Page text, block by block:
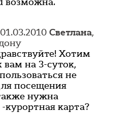
Светлана,
Хотим
вам на 3-суток,
не
посещения
нужна
курортная карта?